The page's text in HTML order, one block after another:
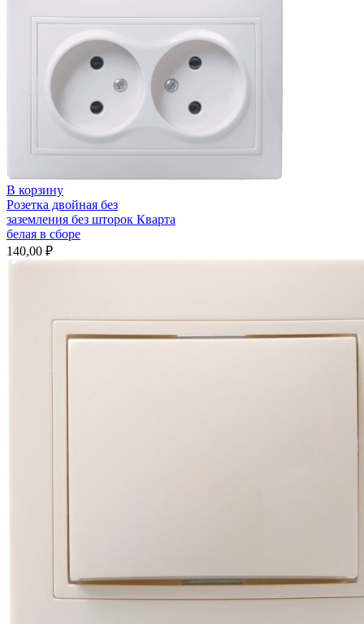
Atlasdesign
В корзину
Розетка двойная без
заземления без шторок Кварта
белая в сборе
140,00 ₽